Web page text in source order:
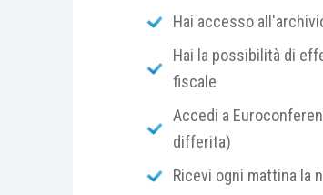
Peraltro rimane sempre
possibile contrasto con le
La parte di redditi
successivo a quello in
Hai accesso
Hai la possibilità di
fiscale
Accedi a
differita)
Ricevi ogni mattina la